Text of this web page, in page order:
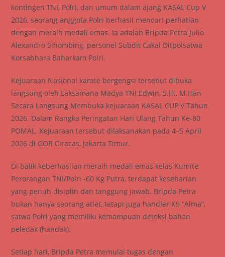
kontingen TNI, Polri, dan umum dalam ajang KASAL Cup V
2026, seorang anggota Polri berhasil mencuri perhatian
dengan meraih medali emas. Ia adalah Bripda Petra Julio
Alexandro Sihombing, personel Subdit Cakal Ditpolsatwa
Korsabhara Baharkam Polri.
Kejuaraan Nasional karate bergengsi tersebut dibuka
langsung oleh Laksamana Madya TNI Edwin, S.H., M.Han
Secara Langsung Membuka kejuaraan KASAL CUP V Tahun
2026. Dalam Rangka Peringatan Hari Ulang Tahun Ke-80
POMAL. Kejuaraan tersebut dilaksanakan pada 4–5 April
2026 di GOR Ciracas, Jakarta Timur.
Di balik keberhasilan meraih medali emas kelas Kumite
Perorangan TNI/Polri -60 Kg Putra, terdapat keseharian
yang penuh disiplin dan tanggung jawab. Bripda Petra
bukan hanya seorang atlet, tetapi juga handler K9 “Alma”,
satwa Polri yang memiliki kemampuan deteksi bahan
peledak (handak).
Setiap hari, Bripda Petra memulai tugas dengan